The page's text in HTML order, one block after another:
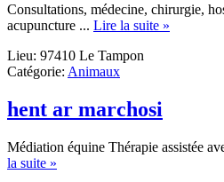
Consultations, médecine, chirurgie,
acupuncture ... Lire la suite »
Lieu: 97410 Le Tampon
Catégorie: Animaux
hent ar marchosi
Médiation équine Thérapie assistée
la suite »